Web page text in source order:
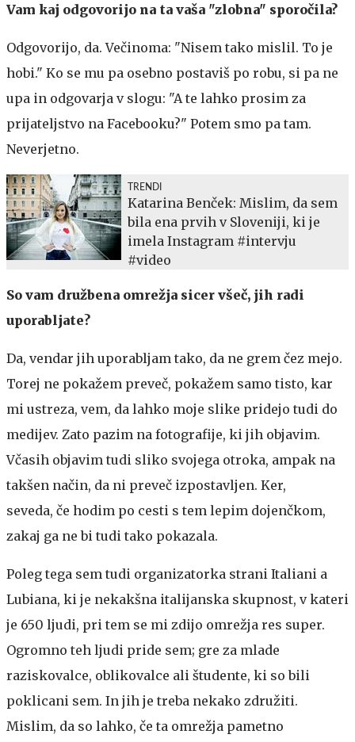
Vam kaj odgovorijo na ta vaša "zlobna" sporočila?
Odgovorijo, da. Večinoma: "Nisem tako mislil. To je
hobi." Ko se mu pa osebno postaviš po robu, si pa ne
upa in odgovarja v slogu: "A te lahko prosim za
prijateljstvo na Facebooku?" Potem smo pa tam.
Neverjetno.
TRENDI
Katarina Benček: Mislim, da sem
bila ena prvih v Sloveniji, ki je
imela Instagram #intervju
#video
So vam družbena omrežja sicer všeč, jih radi
uporabljate?
Da, vendar jih uporabljam tako, da ne grem čez mejo.
Torej ne pokažem preveč, pokažem samo tisto, kar
mi ustreza, vem, da lahko moje slike pridejo tudi do
medijev. Zato pazim na fotografije, ki jih objavim.
Včasih objavim tudi sliko svojega otroka, ampak na
takšen način, da ni preveč izpostavljen. Ker,
seveda, če hodim po cesti s tem lepim dojenčkom,
zakaj ga ne bi tudi tako pokazala.
Poleg tega sem tudi organizatorka strani Italiani a
Lubiana, ki je nekakšna italijanska skupnost, v kateri
je 650 ljudi, pri tem se mi zdijo omrežja res super.
Ogromno teh ljudi pride sem; gre za mlade
raziskovalce, oblikovalce ali študente, ki so bili
poklicani sem. In jih je treba nekako združiti.
Mislim, da so lahko, če ta omrežja pametno